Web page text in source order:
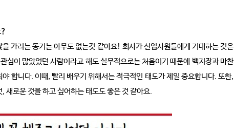
?
가리는 동기는 아무도 없는것 같아요! 회사가 신입사원들에게 기대하는 것은
심이 많았었던 사람이라고 해도 실무적으로는 처음이기 때문에 백지장과 마찬
합니다. 이때, 빨리 배우기 위해서는 적극적인 태도가 제일 중요합니다. 또한,
새로운 것을 하고 싶어하는 태도도 좋은 것 같아요.